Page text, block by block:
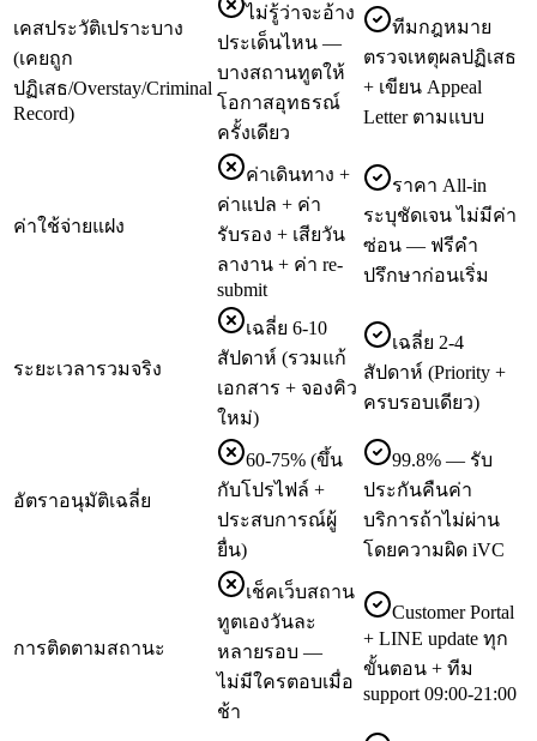
เคสประวัติเปราะบาง
(เคยถูก
ปฏิเสธ/Overstay/Criminal
Record)
ไม่รู้ว่าจะอ้าง
ประเด็นไหน —
บางสถานทูตให้
โอกาสอุทธรณ์
ครั้งเดียว
ทีมกฎหมาย
ตรวจเหตุผลปฏิเสธ
+ เขียน Appeal
Letter ตามแบบ
ค่าใช้จ่ายแฝง
ค่าเดินทาง +
ค่าแปล + ค่า
รับรอง + เสียวัน
ลางาน + ค่า re-
submit
ราคา All-in
ระบุชัดเจน ไม่มีค่า
ซ่อน — ฟรีคำ
ปรึกษาก่อนเริ่ม
ระยะเวลารวมจริง
เฉลี่ย 6-10
สัปดาห์ (รวมแก้
เอกสาร + จองคิว
ใหม่)
เฉลี่ย 2-4
สัปดาห์ (Priority +
ครบรอบเดียว)
อัตราอนุมัติเฉลี่ย
60-75% (ขึ้น
กับโปรไฟล์ +
ประสบการณ์ผู้
ยื่น)
99.8% — รับ
ประกันคืนค่า
บริการถ้าไม่ผ่าน
โดยความผิด iVC
การติดตามสถานะ
เช็คเว็บสถาน
ทูตเองวันละ
หลายรอบ —
ไม่มีใครตอบเมื่อ
ช้า
Customer Portal
+ LINE update ทุก
ขั้นตอน + ทีม
support 09:00-21:00